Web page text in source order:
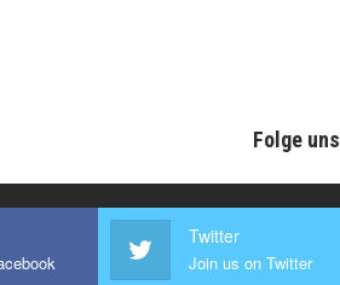
Folge uns
Twitter
Join us on Twitter